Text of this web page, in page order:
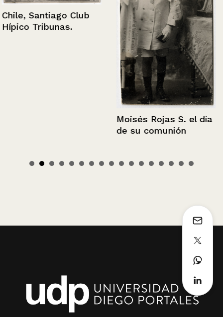
Chile, Santiago Club
Hípico Tribunas.
Moisés Rojas S. el día
de su comunión